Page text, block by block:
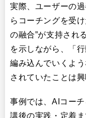
実際、ユーザーの
らコーチングを受
の融合”が支持され
を示しながら、「
編み込んでいくよ
されていたことは
事例では、AIコー
講後の実践・定着